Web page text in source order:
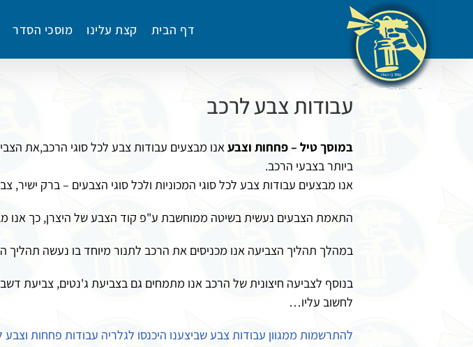
דף הבית קצת עלינו מוסכי הסדר
עבודות צבע לרכב
במוסך טיל – פחחות וצבע
ביותר בצבעי הרכב.
אנו מבצעים עבודות צבע לכל סוגי המכוניות ולכל סוגי הצבעים – ברק ישיר,
התאמת הצבעים נעשית בשיטה ממוחשבת ע"פ קוד הצבע של היצרן, כך
במהלך תהליך הצביעה אנו מכניסים את הרכב לתנור מיוחד בו נעשה תהליך
בנוסף לצביעה חיצונית של הרכב אנו מתמחים גם בצביעת ג'נטים, צביעת
לחשוב עליו…
להתרשמות ממגוון עבודות צבע שביצענו היכנסו לגלריה עבודות פחחות וצבע